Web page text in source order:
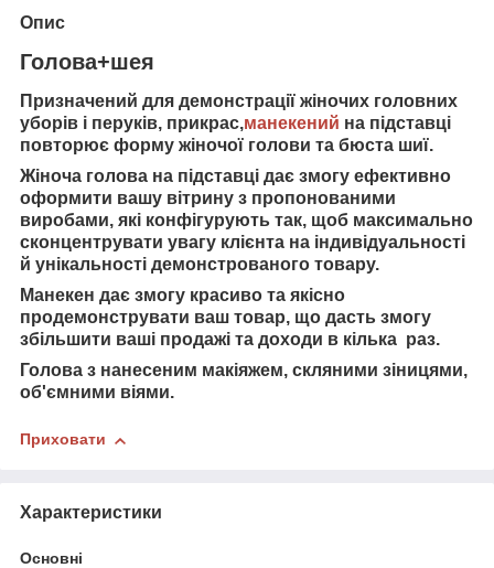
Опис
Голова+шея
Призначений для демонстрації жіночих головних
уборів і перуків, прикрас,манекений на підставці
повторює форму жіночої голови та бюста шиї.
Жіноча голова на підставці дає змогу ефективно
оформити вашу вітрину з пропонованими
виробами, які конфігурують так, щоб максимально
сконцентрувати увагу клієнта на індивідуальності
й унікальності демонстрованого товару.
Манекен дає змогу красиво та якісно
продемонструвати ваш товар, що дасть змогу
збільшити ваші продажі та доходи в кілька раз.
Голова з нанесеним макіяжем, скляними зіницями,
об'ємними віями.
Приховати
Характеристики
Основні